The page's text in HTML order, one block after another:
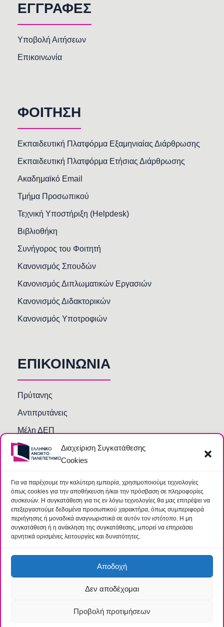
Διαχείριση Συγκατάθεσης
Cookies
Για να παρέχουμε την καλύτερη εμπειρία, χρησιμοποιούμε τεχνολογίες
όπως cookies για την αποθήκευση ή/και την πρόσβαση σε πληροφορίες
συσκευών. Η συγκατάθεση για τις εν λόγω τεχνολογίες θα μας επιτρέψει να
επεξεργαστούμε δεδομένα προσωπικού χαρακτήρα, όπως συμπεριφορά
περιήγησης ή μοναδικά αναγνωριστικά σε αυτόν τον ιστότοπο. Η μη
συγκατάθεση ή η ανάκληση της συγκατάθεσης, μπορεί να επηρεάσει
αρνητικά ορισμένες λειτουργίες και δυνατότητες.
Αποδοχή
Δεν αποδέχομαι
Προβολή προτιμήσεων
ΕΓΓΡΑΦΕΣ
Υποβολή Αιτήσεων
Επικοινωνία
ΦΟΙΤΗΣΗ
Εκπαιδευτική Πλατφόρμα Εξαμηνιαίας Διάρθρωσης
Εκπαιδευτική Πλατφόρμα Ετήσιας Διάρθρωσης
Ακαδημαϊκό Email
Τμήμα Προσωπικού
Τεχνική Υποστήριξη (Helpdesk)
Βιβλιοθήκη
Συνήγορος του Φοιτητή
Κανονισμός Σπουδών
Κανονισμός Διπλωματικών Εργασιών
Κανονισμός Διδακτορικών
Κανονισμός Υποτροφιών
ΕΠΙΚΟΙΝΩΝΙΑ
Πρύτανης
Αντιπρυτάνεις
Μέλη ΔΕΠ
Τμήματα και Υπηρεσίες
Γραμματείες Κοσμητειών Σχολών
Βιβλιοθήκη
Συχνές Ερωτήσεις
© 2026 Ελληνικό Ανοικτό Πανεπιστήμιο |
Προστασίας Δεδομένων